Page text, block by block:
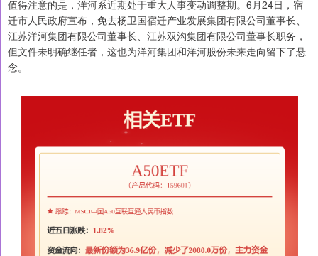
值得注意的是，洋河系近期处于重大人事变动调整期。6月24日，宿
迁市人民政府宣布，免去杨卫国宿迁产业发展集团有限公司董事长、
江苏洋河集团有限公司董事长、江苏双沟集团有限公司董事长职务，
但文件未明确继任者，这也为洋河集团和洋河股份未来走向留下了悬
念。